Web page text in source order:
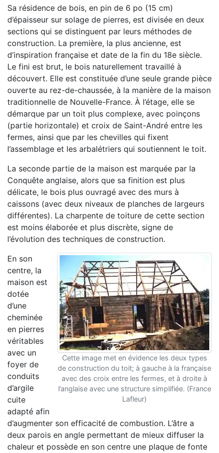
Sa résidence de bois, en pin de 6 po (15 cm)
d’épaisseur sur solage de pierres, est divisée en deux
sections qui se distinguent par leurs méthodes de
construction. La première, la plus ancienne, est
d’inspiration française et date de la fin du 18e siècle.
Le fini est brut, le bois naturellement travaillé à
découvert. Elle est constituée d’une seule grande pièce
ouverte au rez-de-chaussée, à la manière de la maison
traditionnelle de Nouvelle-France. À l’étage, elle se
démarque par un toit plus complexe, avec poinçons
(partie horizontale) et croix de Saint-André entre les
fermes, ainsi que par les chevilles qui fixent
l’assemblage et les arbalétriers qui soutiennent le toit.
La seconde partie de la maison est marquée par la
Conquête anglaise, alors que sa finition est plus
délicate, le bois plus ouvragé avec des murs à
caissons (avec deux niveaux de planches de largeurs
différentes). La charpente de toiture de cette section
est moins élaborée et plus discrète, signe de
l’évolution des techniques de construction.
Cette image met en évidence les deux types
de construction du toit; à gauche à la française
avec des croix entre les fermes, et à droite à
l’anglaise avec une structure simplifiée. (France
Lafleur)
En son
centre, la
maison est
dotée
d’une
cheminée
en pierres
véritables
avec un
foyer de
conduits
d’argile
cuite
adapté afin
d’augmenter son efficacité de combustion. L’âtre a
deux parois en angle permettant de mieux diffuser la
chaleur et possède en son centre une plaque de fonte